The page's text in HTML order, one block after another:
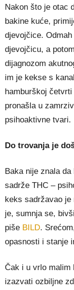
Nakon što je otac
bakine kuće,
djevojčice.
djevojčicu, a
dijagnozom
im je kekse s
hamburškoj
pronašla u
psihoaktivne tvari.
Do trovanja je
Baka nije znala
sadrže THC –
keks sadržavao je
je, sumnja se,
piše BILD.
opasnosti i stanje
Čak i u vrlo malim
izazvati ozbiljne